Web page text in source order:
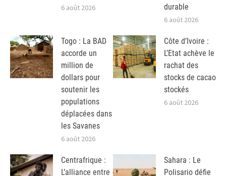
6 août 2026
durable
6 août 2026
Togo : La BAD
accorde un
million de
dollars pour
soutenir les
populations
déplacées dans
les Savanes
6 août 2026
Côte d’Ivoire :
L’Etat achève le
rachat des
stocks de cacao
stockés
6 août 2026
Centrafrique :
L’alliance entre
Sahara : Le
Polisario défie